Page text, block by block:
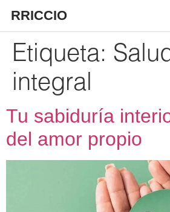
RRICCIO
Etiqueta:
integral
Tu sabiduría
del amor propio